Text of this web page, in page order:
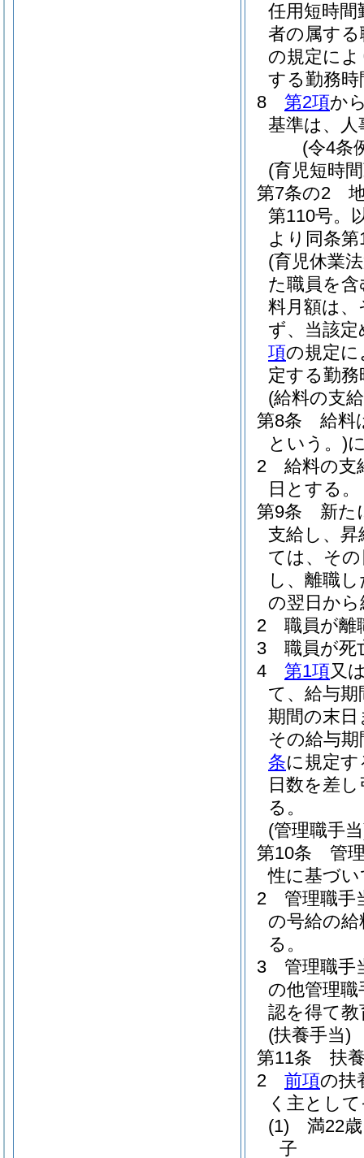
任用短時
者の属す
の規定に
する勤務
8
第2項か
基準は、
(令4条
(育児短時
第7条の2
第110号。
より同条
(育児休業
た職員を
料月額は
ず、当該
項の規定
定する勤
(給料の支
第8条
給料
という。)
2
給料の支
日とする。
第9条
新た
支給し、
ては、そ
し、離職
の翌日か
2
職員が離
3
職員が死
4
第1項又
て、給与
期間の末
その給与
条に規定
日数を差
る。
(管理職手
第10条
管
性に基づ
2
管理職手
の号給の
る。
3
管理職手
の他管理
認を得て
(扶養手当)
第11条
扶
2
前項の扶
く主とし
(1)
満22
子